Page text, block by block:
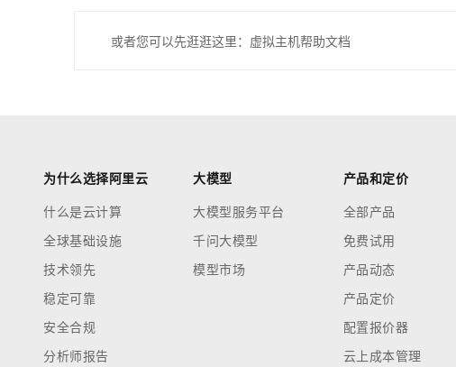
或者您可以先逛逛这里：虚拟主机帮助文档